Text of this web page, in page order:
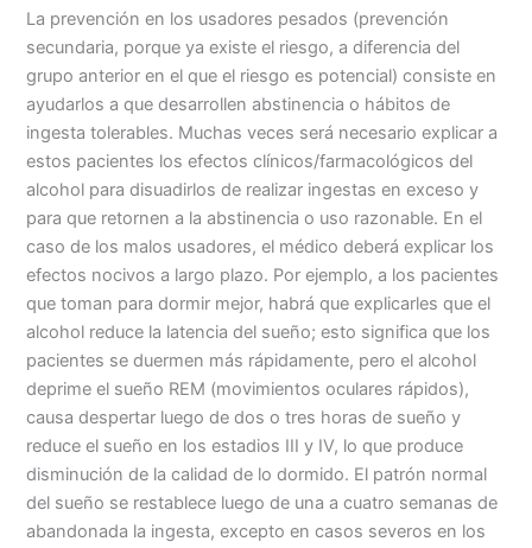
La prevención en los usadores pesados (prevención
secundaria, porque ya existe el riesgo, a diferencia del
grupo anterior en el que el riesgo es potencial) consiste en
ayudarlos a que desarrollen abstinencia o hábitos de
ingesta tolerables. Muchas veces será necesario explicar a
estos pacientes los efectos clínicos/farmacológicos del
alcohol para disuadirlos de realizar ingestas en exceso y
para que retornen a la abstinencia o uso razonable. En el
caso de los malos usadores, el médico deberá explicar los
efectos nocivos a largo plazo. Por ejemplo, a los pacientes
que toman para dormir mejor, habrá que explicarles que el
alcohol reduce la latencia del sueño; esto significa que los
pacientes se duermen más rápidamente, pero el alcohol
deprime el sueño REM (movimientos oculares rápidos),
causa despertar luego de dos o tres horas de sueño y
reduce el sueño en los estadios III y IV, lo que produce
disminución de la calidad de lo dormido. El patrón normal
del sueño se restablece luego de una a cuatro semanas de
abandonada la ingesta, excepto en casos severos en los